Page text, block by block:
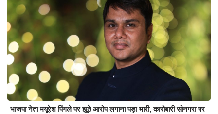
भाजपा नेता मयूरेश पिंगले पर झूठे आरोप लगाना पड़ा भारी, कारोबारी सोनगरा पर